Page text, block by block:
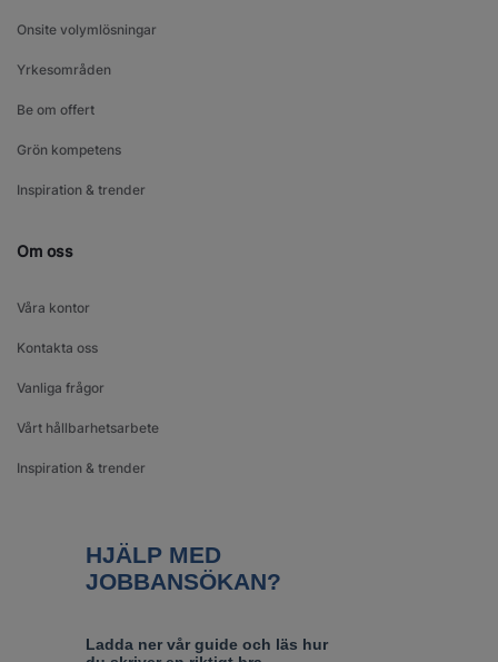
Onsite volymlösningar
Yrkesområden
Be om offert
Grön kompetens
Inspiration & trender
Om oss
Våra kontor
Kontakta oss
Vanliga frågor
Vårt hållbarhetsarbete
Inspiration & trender